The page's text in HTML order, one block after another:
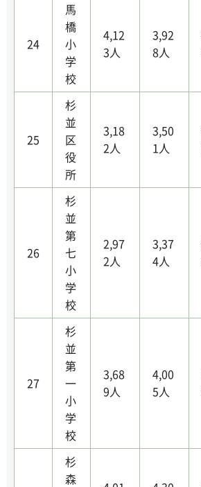
24
馬
橋
小
学
校
4,12
3人
3,92
8人
25
杉
並
区
役
所
3,18
2人
3,50
1人
26
杉
並
第
七
小
学
校
2,97
2人
3,37
4人
27
杉
並
第
一
小
学
校
3,68
9人
4,00
5人
杉
森